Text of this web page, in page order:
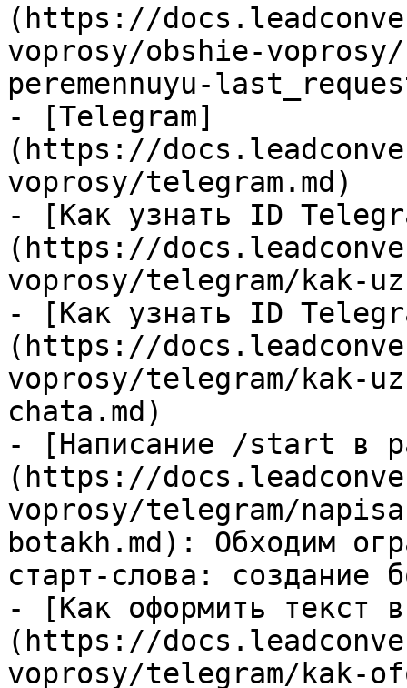
(https://
voprosy/obshie-
peremennuyu-
- [Telegram]
(https://
voprosy/telegram.md)
- [Как узнать ID
(https://
voprosy/telegram/kak-
- [Как узнать ID
(https://
voprosy/telegram/kak-
chata.md)
- [Написание /start в
(https://
voprosy/telegram/
botakh.md): Обходим
старт-слова: создание
- [Как оформить текст
(https://
voprosy/telegram/kak-